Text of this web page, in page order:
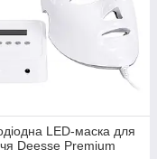
LED-маска для
Deesse Premium